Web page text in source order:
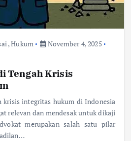
,Hukum
November 4, 2025
Tengah Krisis
krisis integritas hukum di Indonesia
relevan dan mendesak untuk dikaji
merupakan salah satu pilar